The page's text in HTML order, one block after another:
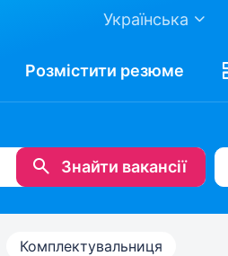
Українська
Розмістити резюме
Знайти вакансії
Комплектувальниця